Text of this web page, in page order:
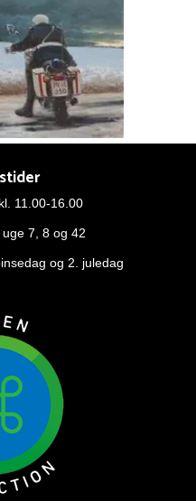
11.00-16.00
7, 8 og 42
og 2. juledag